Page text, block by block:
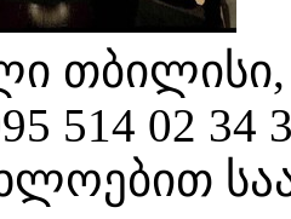
თბილისი,
514 02 34